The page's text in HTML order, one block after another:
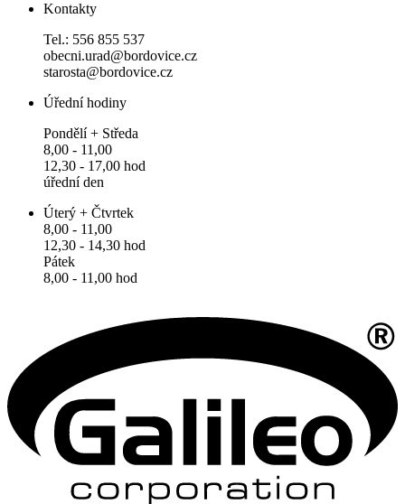
Kontakty
Tel.: 556 855 537
obecni.urad@bordovice.cz
starosta@bordovice.cz
Úřední hodiny
Pondělí + Středa
8,00 - 11,00
12,30 - 17,00 hod
úřední den
Úterý + Čtvrtek
8,00 - 11,00
12,30 - 14,30 hod
Pátek
8,00 - 11,00 hod